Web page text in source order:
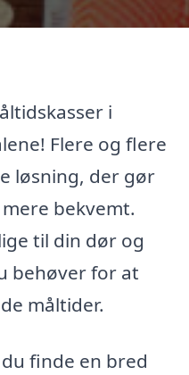
i
Flere og flere
løsning, der gør
bekvemt.
til din dør og
behøver for at
måltider.
finde en bred